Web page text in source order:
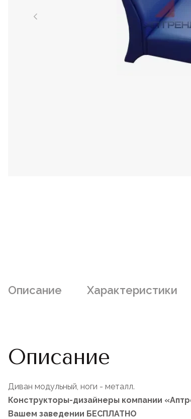
Описание Характеристики
Описание
Диван модульный, ноги - металл.
Конструкторы-дизайнеры компании
Вашем заведении БЕСПЛАТНО